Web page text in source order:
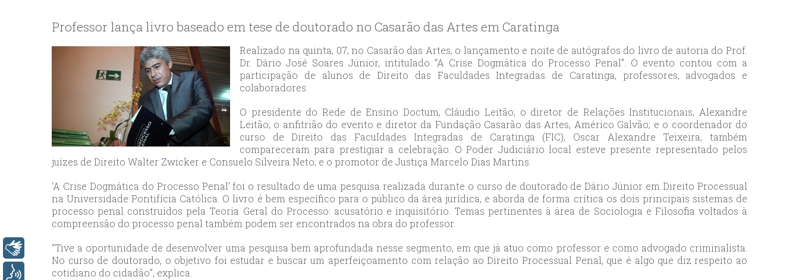
avcılar
escort
bagcılar
escort
beylikduzu
escort
bahcesehir
escort
umraniye
atasehirescort
sisli
escort
escort
istanbul
Professor lança livro baseado em tese de doutorado no Casarão das Artes em Caratinga
Realizado na quinta, 07, no Casarão das Artes, o lançamento e noite de autógrafos do livro de autoria do Prof.
Dr. Dário José Soares Júnior, intitulado “A Crise Dogmática do Processo Penal”. O evento contou com a
participação de alunos de Direito das Faculdades Integradas de Caratinga, professores, advogados e
colaboradores.
O presidente do Rede de Ensino Doctum, Cláudio Leitão; o diretor de Relações Institucionais, Alexandre
Leitão; o anfitrião do evento e diretor da Fundação Casarão das Artes, Américo Galvão; e o coordenador do
curso de Direito das Faculdades Integradas de Caratinga (FIC), Oscar Alexandre Teixeira, também
compareceram para prestigiar a celebração. O Poder Judiciário local esteve presente representado pelos
juízes de Direito Walter Zwicker e Consuelo Silveira Neto; e o promotor de Justiça Marcelo Dias Martins.
‘A Crise Dogmática do Processo Penal’ foi o resultado de uma pesquisa realizada durante o curso de doutorado de Dário Júnior em Direito Processual
na Universidade Pontifícia Católica. O livro é bem específico para o público da área jurídica, e aborda de forma crítica os dois principais sistemas de
processo penal construídos pela Teoria Geral do Processo: acusatório e inquisitório. Temas pertinentes à área de Sociologia e Filosofia voltados à
compreensão do processo penal também podem ser encontrados na obra do professor.
“Tive a oportunidade de desenvolver uma pesquisa bem aprofundada nesse segmento, em que já atuo como professor e como advogado criminalista.
No curso de doutorado, o objetivo foi estudar e buscar um aperfeiçoamento com relação ao Direito Processual Penal, que é algo que diz respeito ao
cotidiano do cidadão”, explica.
Libras